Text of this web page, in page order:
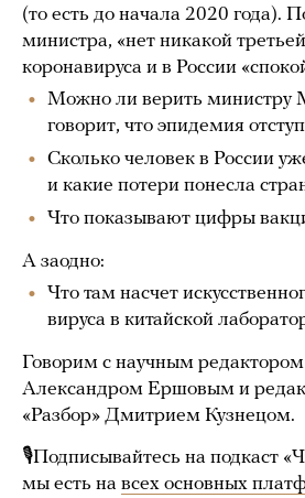
(то есть до начала 2020 года).
министра, «нет никакой
коронавируса и в России
Можно ли верить министру
говорит, что эпидемия
Сколько человек в России
и какие потери понесла
Что показывают цифры
А заодно:
Что там насчет
вируса в китайской
Говорим с научным
Александром Ершовым и
«Разбор» Дмитрием Кузнецом.
🎙Подписывайтесь на подкаст
мы есть на всех основных